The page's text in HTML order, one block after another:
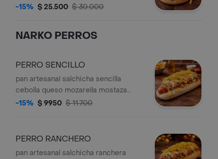
mozarella lechuga tomate cebolla
fesncesa.
-15% $ 25.500 $ 30.000
NARKO PERROS
PERRO SENCILLO
pan artesanal salchicha sencilla
cebolla queso mozarella mostaza
salsa de ajo salsa rosada ripio de
-15% $ 9950 $ 11.700
PERRO RANCHERO
pan artesanal salchicha ranchera